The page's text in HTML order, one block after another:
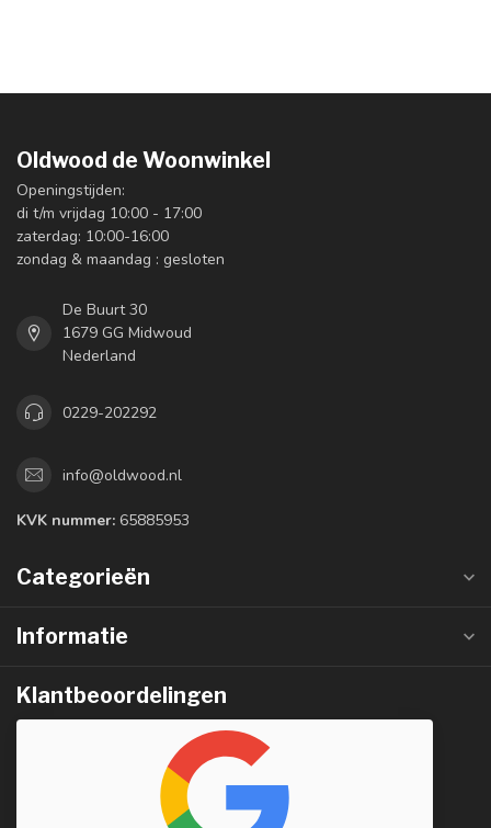
Oldwood de Woonwinkel
Openingstijden:
di t/m vrijdag 10:00 - 17:00
zaterdag: 10:00-16:00
zondag & maandag : gesloten
De Buurt 30
1679 GG Midwoud
Nederland
0229-202292
info@oldwood.nl
KVK nummer: 65885953
Categorieën
Informatie
Klantbeoordelingen